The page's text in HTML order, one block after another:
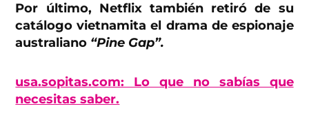
Por último, Netflix también retiró de su
catálogo vietnamita el drama de espionaje
australiano “Pine Gap”.
usa.sopitas.com: Lo que no sabías que
necesitas saber.